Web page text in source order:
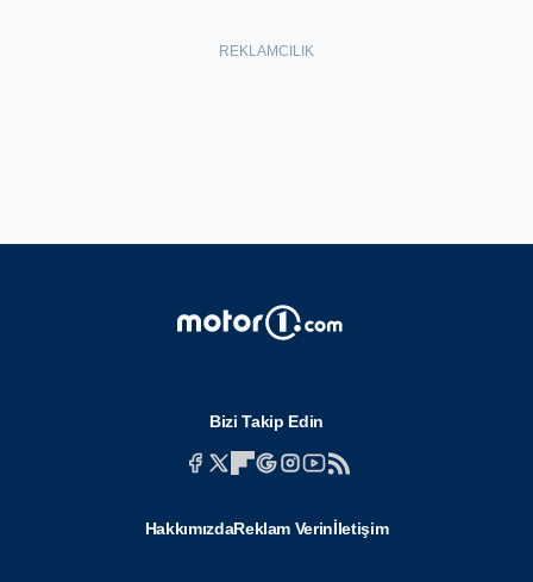
Bizi Takip Edin
HakkımızdaReklam Verinİletişim